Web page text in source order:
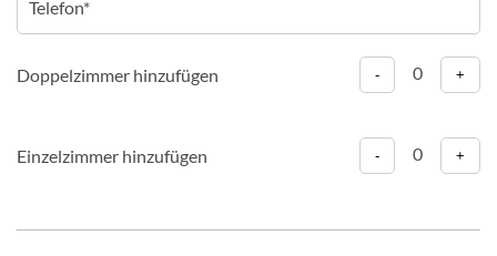
Doppelzimmer hinzufügen - 0 +
Einzelzimmer hinzufügen - 0 +